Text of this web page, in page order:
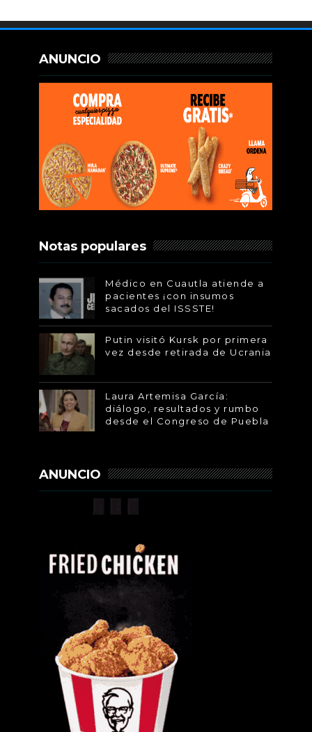
ANUNCIO
Notas populares
Médico en Cuautla atiende a
pacientes ¡con insumos
sacados del ISSSTE!
Putin visitó Kursk por primera
vez desde retirada de Ucrania
Laura Artemisa García:
diálogo, resultados y rumbo
desde el Congreso de Puebla
ANUNCIO